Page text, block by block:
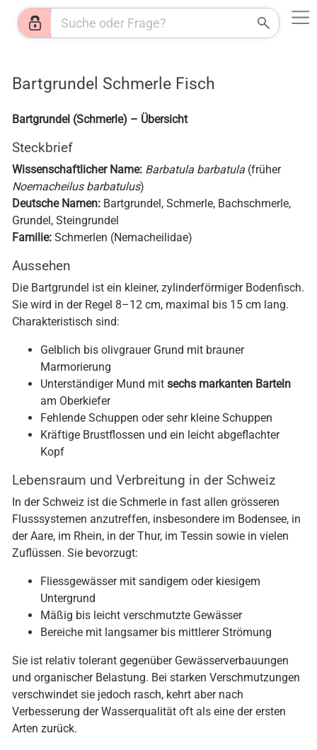
Bartgrundel Schmerle Fisch
Bartgrundel (Schmerle) – Übersicht
Steckbrief
Wissenschaftlicher Name: Barbatula barbatula (früher
Noemacheilus barbatulus)
Deutsche Namen: Bartgrundel, Schmerle, Bachschmerle,
Grundel, Steingrundel
Familie: Schmerlen (Nemacheilidae)
Aussehen
Die Bartgrundel ist ein kleiner, zylinderförmiger Bodenfisch.
Sie wird in der Regel 8–12 cm, maximal bis 15 cm lang.
Charakteristisch sind:
Gelblich bis olivgrauer Grund mit brauner
Marmorierung
Unterständiger Mund mit sechs markanten Barteln
am Oberkiefer
Fehlende Schuppen oder sehr kleine Schuppen
Kräftige Brustflossen und ein leicht abgeflachter
Kopf
Lebensraum und Verbreitung in der Schweiz
In der Schweiz ist die Schmerle in fast allen grösseren
Flusssystemen anzutreffen, insbesondere im Bodensee, in
der Aare, im Rhein, in der Thur, im Tessin sowie in vielen
Zuflüssen. Sie bevorzugt:
Fliessgewässer mit sandigem oder kiesigem
Untergrund
Mäßig bis leicht verschmutzte Gewässer
Bereiche mit langsamer bis mittlerer Strömung
Sie ist relativ tolerant gegenüber Gewässerverbauungen
und organischer Belastung. Bei starken Verschmutzungen
verschwindet sie jedoch rasch, kehrt aber nach
Verbesserung der Wasserqualität oft als eine der ersten
Arten zurück.